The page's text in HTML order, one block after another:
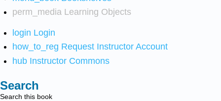
perm_media Learning Objects
login Login
how_to_reg Request Instructor Account
hub Instructor Commons
Search
Search this book